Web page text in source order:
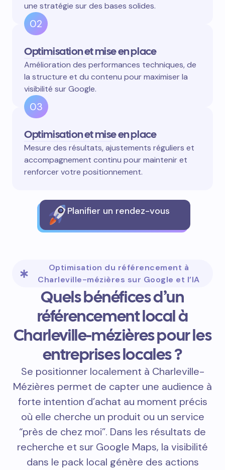
une stratégie sur des bases solides.
02
Optimisation et mise en place
Amélioration des performances techniques, de
la structure et du contenu pour maximiser la
visibilité sur Google.
03
Optimisation et mise en place
Mesure des résultats, ajustements réguliers et
accompagnement continu pour maintenir et
renforcer votre positionnement.
Planifier un rendez-vous
Optimisation du référencement à
Charleville-mézières sur Google et l’IA
Quels bénéfices d’un
référencement local à
Charleville-mézières pour les
entreprises locales ?
Se positionner localement à Charleville-
Mézières permet de capter une audience à
forte intention d’achat au moment précis
où elle cherche un produit ou un service
“près de chez moi”. Dans les résultats de
recherche et sur Google Maps, la visibilité
dans le pack local génère des actions